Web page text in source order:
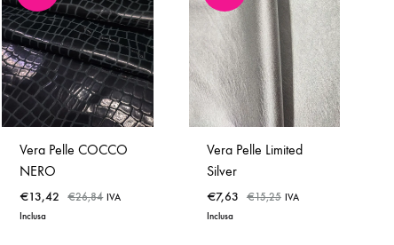
ADD
TO
WISHLIST
WISHLIST
Vera Pelle COCCO
NERO
€13,42 €26,84 IVA
Inclusa
Vera Pelle Limited
Silver
€7,63 €15,25 IVA
Inclusa